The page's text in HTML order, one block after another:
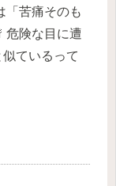
「苦痛そのも
危険な目に遭
ているって